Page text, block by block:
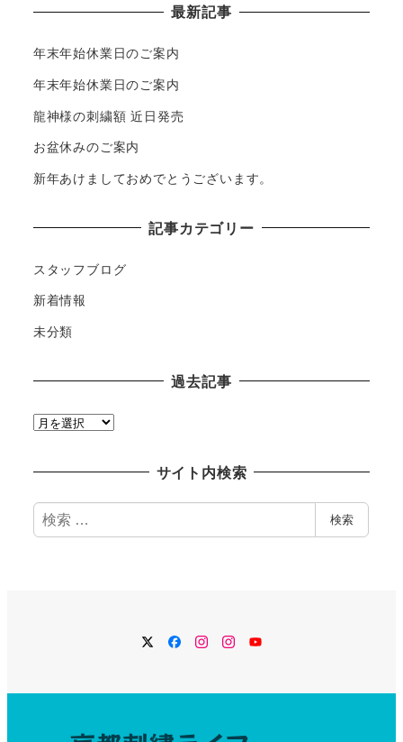
最新記事
年末年始休業日のご案内
年末年始休業日のご案内
龍神様の刺繍額 近日発売
お盆休みのご案内
新年あけましておめでとうございます。
記事カテゴリー
スタッフブログ
新着情報
未分類
過去記事
過
サイト内検索
検
索
検索
TwitterFacebook
Instagram
Instagram
YouTube